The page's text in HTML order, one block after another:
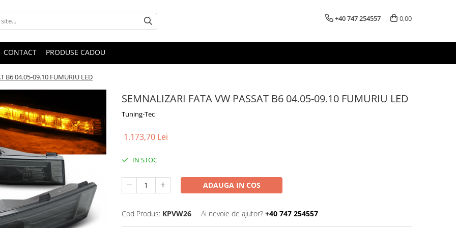
+40 747 254557 0,00
CONTACT PRODUSE CADOU
B6 04.05-09.10 FUMURIU LED
SEMNALIZARI FATA VW PASSAT B6 04.05-09.10 FUMURIU LED
Tuning-Tec
1.173,70 Lei
IN STOC
ADAUGA IN COS
Cod Produs: KPVW26 Ai nevoie de ajutor? +40 747 254557